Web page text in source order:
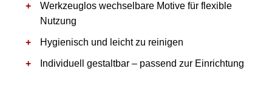
Werkzeuglos wechselbare Motive für flexible
Nutzung
Hygienisch und leicht zu reinigen
Individuell gestaltbar – passend zur Einrichtung